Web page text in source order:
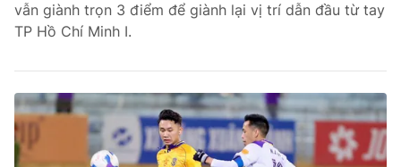
vẫn giành trọn 3 điểm để giành lại vị trí dẫn đầu từ tay
TP Hồ Chí Minh I.